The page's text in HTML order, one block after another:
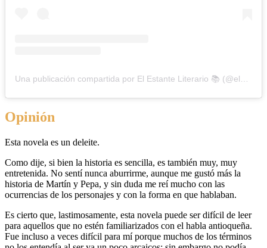
Opinión
Esta novela es un deleite.
Como dije, si bien la historia es sencilla, es también muy, muy
entretenida. No sentí nunca aburrirme, aunque me gustó más la
historia de Martín y Pepa, y sin duda me reí mucho con las
ocurrencias de los personajes y con la forma en que hablaban.
Es cierto que, lastimosamente, esta novela puede ser difícil de leer
para aquellos que no estén familiarizados con el habla antioqueña.
Fue incluso a veces difícil para mí porque muchos de los términos